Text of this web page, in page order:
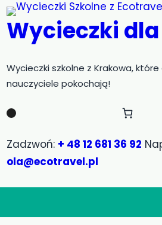
Przejdź
do
treści
Wycieczki dla
Wycieczki szkolne z Krakowa,
nauczyciele pokochają!
Zadzwoń: + 48 12 681 36 92
ola@ecotravel.pl